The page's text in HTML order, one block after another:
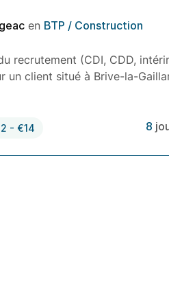
en BTP / Construction
recrutement (CDI, CDD,
client situé à Brive-la-
- €14 8